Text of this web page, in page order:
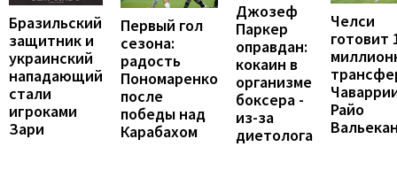
Бразильский
защитник и
украинский
нападающий
стали
игроками
Зари
Первый гол
сезона:
радость
Пономаренко
после
победы над
Карабахом
Джозеф
Паркер
оправдан:
кокаин в
организме
боксера -
из-за
диетолога
Челси
готовит
Райо